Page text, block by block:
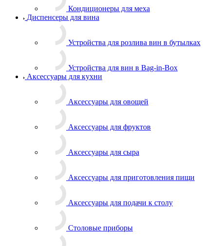
Кондиционеры для меха
Диспенсеры для вина
Устройства для розлива вин в бутылках
Устройства для вин в Bag-in-Box
Аксессуары для кухни
Аксессуары для овощей
Аксессуары для фруктов
Аксессуары для сыра
Аксессуары для приготовления пищи
Аксессуары для подачи к столу
Столовые приборы